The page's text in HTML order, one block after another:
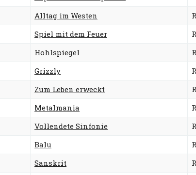
Alltag im Westen
Spiel mit dem Feuer
Hohlspiegel
Grizzly
Zum Leben erweckt
Metalmania
Vollendete Sinfonie
Balu
Sanskrit